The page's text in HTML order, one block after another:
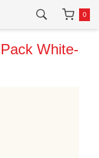
0
Pack White-